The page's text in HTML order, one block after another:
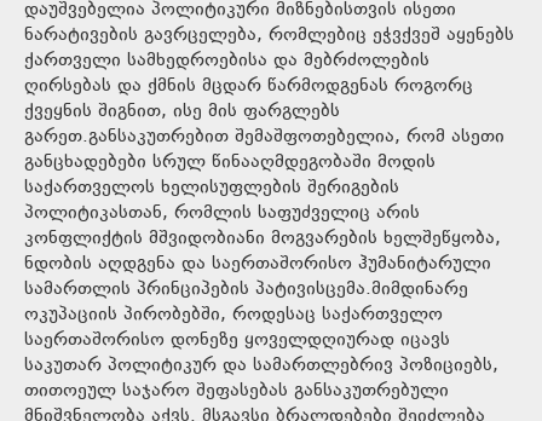
დაუშვებელია პოლიტიკური მიზნებისთვის ისეთი
ნარატივების გავრცელება, რომლებიც ეჭვქვეშ აყენებს
ქართველი სამხედროებისა და მებრძოლების
ღირსებას და ქმნის მცდარ წარმოდგენას როგორც
ქვეყნის შიგნით, ისე მის ფარგლებს
გარეთ.განსაკუთრებით შემაშფოთებელია, რომ ასეთი
განცხადებები სრულ წინააღმდეგობაში მოდის
საქართველოს ხელისუფლების შერიგების
პოლიტიკასთან, რომლის საფუძველიც არის
კონფლიქტის მშვიდობიანი მოგვარების ხელშეწყობა,
ნდობის აღდგენა და საერთაშორისო ჰუმანიტარული
სამართლის პრინციპების პატივისცემა.მიმდინარე
ოკუპაციის პირობებში, როდესაც საქართველო
საერთაშორისო დონეზე ყოველდღიურად იცავს
საკუთარ პოლიტიკურ და სამართლებრივ პოზიციებს,
თითოეულ საჯარო შეფასებას განსაკუთრებული